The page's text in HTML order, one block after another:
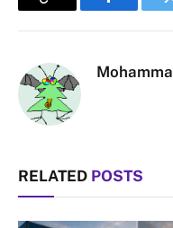
Copy
Facebook
RELATED POSTS